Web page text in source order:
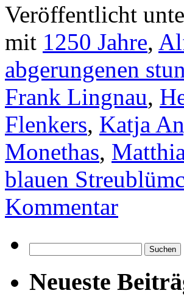
Veröffentlicht
mit 1250 Jahre,
abgerungenen
Frank Lingnau,
Flenkers, Katja
Monethas,
blauen
Kommentar
nach:
Neueste